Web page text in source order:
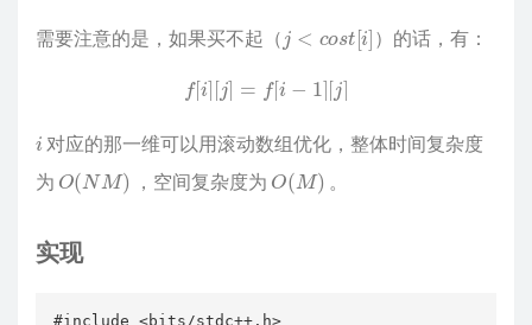
需要注意的是，如果买不起（ < ] ）的话，有：
f[i][ j]= f[i− j]
i 对应的那一维可以用滚动数组优化，整体时间复杂度
为 O(NM) ，空间复杂度为 O (M ) 。
实现
#include <bits/stdc++.h>